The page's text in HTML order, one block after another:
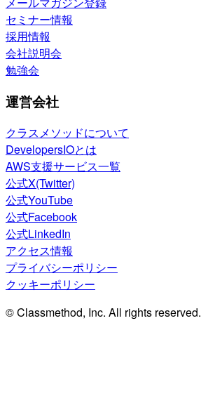
セミナー情報
採用情報
会社説明会
勉強会
運営会社
クラスメソッドについて
DevelopersIOとは
AWS支援サービス一覧
公式X(Twitter)
公式YouTube
公式Facebook
公式LinkedIn
アクセス情報
プライバシーポリシー
クッキーポリシー
© Classmethod, Inc. All rights reserved.